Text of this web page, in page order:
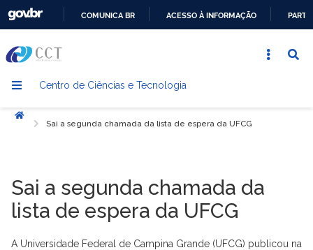
CONTEÚDO
COMUNICA BR ACESSO À INFORMAÇÃO
Centro de Ciências e Tecnologia
Início
Sai a segunda chamada da lista de espera da UFCG
Sai a segunda chamada da
lista de espera da UFCG
A Universidade Federal de Campina Grande (UFCG) publicou na